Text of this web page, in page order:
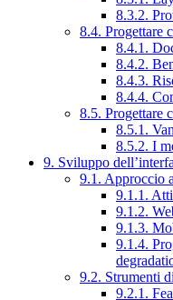
8.3.2.
8.4. Progettare
8.4.1.
8.4.2.
8.4.3.
8.4.4.
8.5. Progettare
8.5.1.
8.5.2. I
9. Sviluppo
9.1. Approccio
9.1.1.
9.1.2.
9.1.3.
9.1.4.
9.2. Strumenti
9.2.1.